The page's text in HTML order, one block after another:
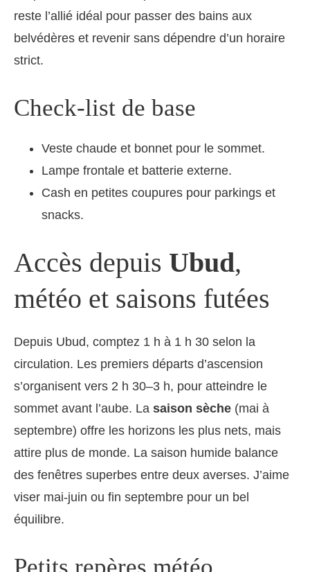
reste l’allié idéal pour passer des bains aux
belvédères et revenir sans dépendre d’un horaire
strict.
Check-list de base
Veste chaude et bonnet pour le sommet.
Lampe frontale et batterie externe.
Cash en petites coupures pour parkings et
snacks.
Accès depuis Ubud,
météo et saisons futées
Depuis Ubud, comptez 1 h à 1 h 30 selon la
circulation. Les premiers départs d’ascension
s’organisent vers 2 h 30–3 h, pour atteindre le
sommet avant l’aube. La saison sèche (mai à
septembre) offre les horizons les plus nets, mais
attire plus de monde. La saison humide balance
des fenêtres superbes entre deux averses. J’aime
viser mai-juin ou fin septembre pour un bel
équilibre.